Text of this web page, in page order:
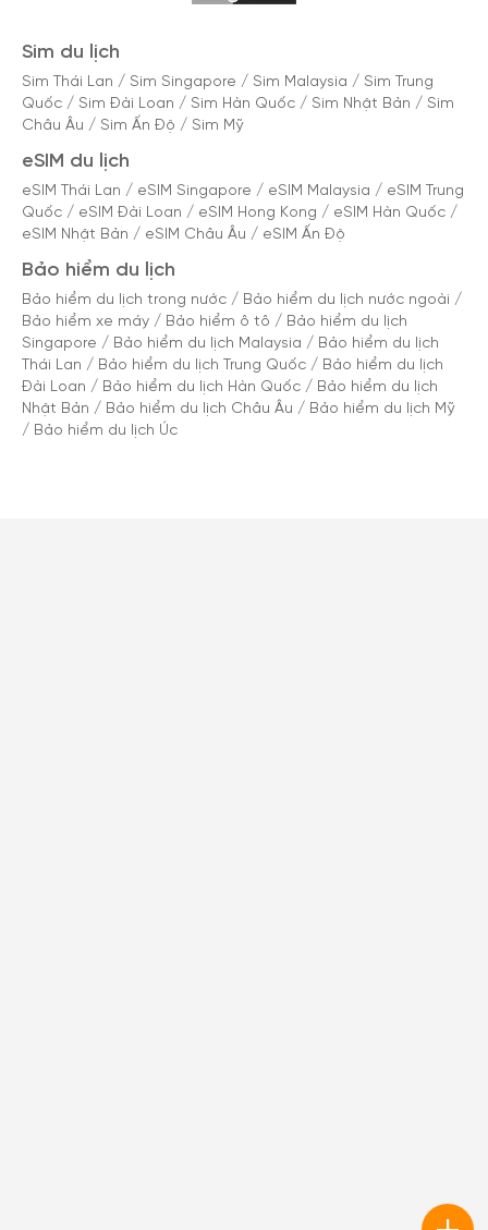
Sim du lịch
Sim Thái Lan / Sim Singapore / Sim Malaysia / Sim Trung
Quốc / Sim Đài Loan / Sim Hàn Quốc / Sim Nhật Bản / Sim
Châu Âu / Sim Ấn Độ / Sim Mỹ
eSIM du lịch
eSIM Thái Lan / eSIM Singapore / eSIM Malaysia / eSIM Trung
Quốc / eSIM Đài Loan / eSIM Hong Kong / eSIM Hàn Quốc /
eSIM Nhật Bản / eSIM Châu Âu / eSIM Ấn Độ
Bảo hiểm du lịch
Bảo hiểm du lịch trong nước / Bảo hiểm du lịch nước ngoài /
Bảo hiểm xe máy / Bảo hiểm ô tô / Bảo hiểm du lịch
Singapore / Bảo hiểm du lịch Malaysia / Bảo hiểm du lịch
Thái Lan / Bảo hiểm du lịch Trung Quốc / Bảo hiểm du lịch
Đài Loan / Bảo hiểm du lịch Hàn Quốc / Bảo hiểm du lịch
Nhật Bản / Bảo hiểm du lịch Châu Âu / Bảo hiểm du lịch Mỹ
/ Bảo hiểm du lịch Úc